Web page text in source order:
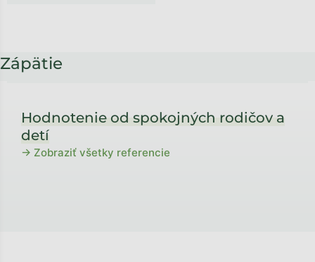
Zápätie
Hodnotenie od spokojných rodičov a
detí
→ Zobraziť všetky referencie